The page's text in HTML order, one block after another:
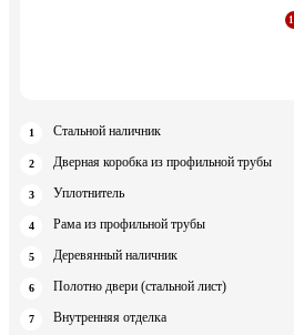
Стальной наличник
Дверная коробка из профильной трубы
Уплотнитель
Рама из профильной трубы
Деревянный наличник
Полотно двери (стальной лист)
Внутренняя отделка